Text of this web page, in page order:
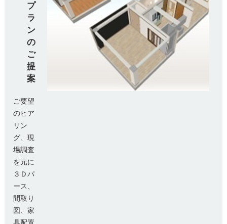
プ
ラ
ン
の
ご
提
案
ご要望
のヒア
リン
グ、現
場調査
を元に
３Ｄパ
ース、
間取り
図、家
具配置